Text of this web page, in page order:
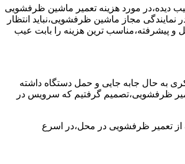
دیده،در مورد هزینه تعمیر ماشین ظرفشویی
مجاز ماشین ظرفشویی،نباید انتظار
و پیشرفته،مناسب ترین هزینه را بابت عیب
به حال جابه جایی و حمل دستگاه داشته
ظرفشویی،تصمیم گرفتیم که سرویس در
از تعمیر ظرفشویی در محل،در اسرع